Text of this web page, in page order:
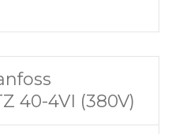
40-4VI (380V)